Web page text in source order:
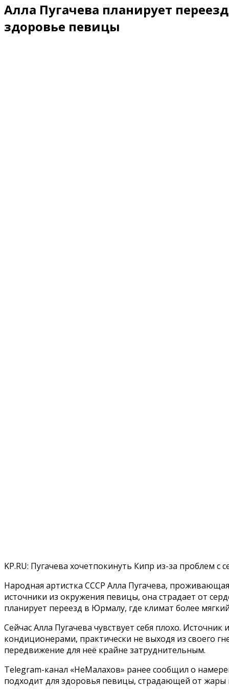
Алла Пугачева планирует
здоровье певицы
KP.RU: Пугачева хочетпокинуть Кипр из-за проблем с
Народная артистка СССР Алла Пугачева,
источники из окружения певицы, она страдает от
планирует переезд в Юрмалу, где климат более
Сейчас Алла Пугачева чувствует себя плохо.
кондиционерами, практически не выходя из своего
передвижение для неё крайне затруднительным.
Telegram-канал «НеМалахов» ранее сообщил о
подходит для здоровья певицы, страдающей от жары